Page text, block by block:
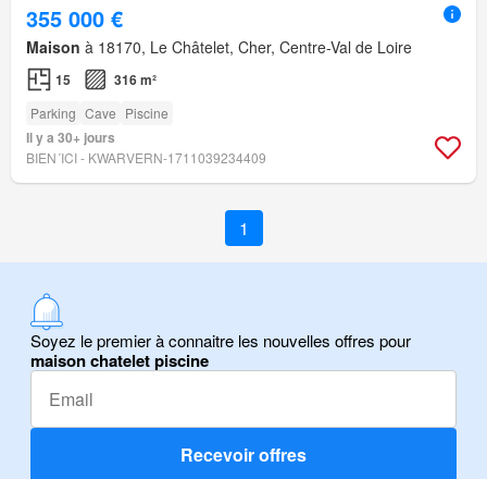
355 000 €
Maison à 18170, Le Châtelet, Cher, Centre-Val de Loire
15 316 m²
Parking Cave Piscine
Il y a 30+ jours
BIEN´ICI - KWARVERN-1711039234409
1
Soyez le premier à connaitre les nouvelles offres pour
maison chatelet piscine
Recevoir offres